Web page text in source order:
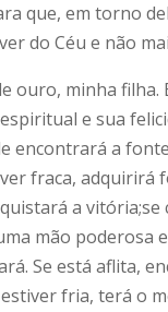
que, em torno
do Céu e não
ouro, minha filha.
e sua
encontrará a
fraca, adquirirá
a vitória;se
mão poderosa
Se está aflita,
fria, terá o